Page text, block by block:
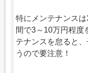
特にメンテナンス
間で3～10万円程度
テナンスを怠ると
うので要注意！